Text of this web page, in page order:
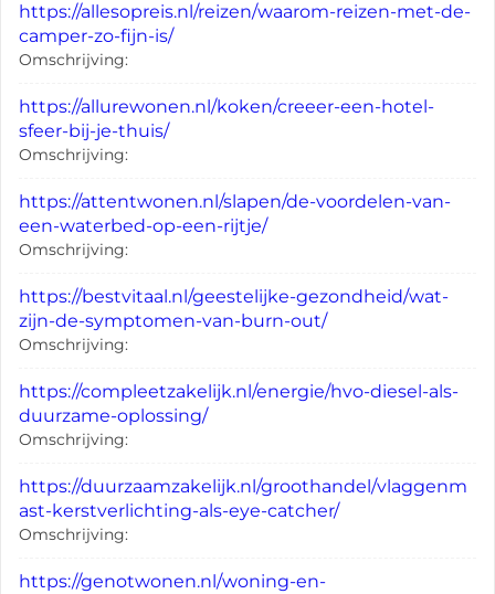
https://allesopreis.nl/reizen/waarom-reizen-met-de-
camper-zo-fijn-is/
Omschrijving:
https://allurewonen.nl/koken/creeer-een-hotel-
sfeer-bij-je-thuis/
Omschrijving:
https://attentwonen.nl/slapen/de-voordelen-van-
een-waterbed-op-een-rijtje/
Omschrijving:
https://bestvitaal.nl/geestelijke-gezondheid/wat-
zijn-de-symptomen-van-burn-out/
Omschrijving:
https://compleetzakelijk.nl/energie/hvo-diesel-als-
duurzame-oplossing/
Omschrijving:
https://duurzaamzakelijk.nl/groothandel/vlaggenm
ast-kerstverlichting-als-eye-catcher/
Omschrijving:
https://genotwonen.nl/woning-en-